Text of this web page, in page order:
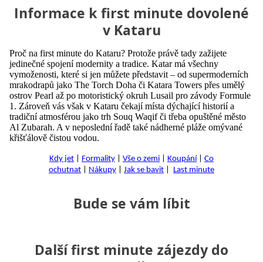
Informace k first minute dovolené
v Kataru
Proč na first minute do Kataru? Protože právě tady zažijete
jedinečné spojení modernity a tradice. Katar má všechny
vymoženosti, které si jen můžete představit – od supermoderních
mrakodrapů jako The Torch Doha či Katara Towers přes umělý
ostrov Pearl až po motoristický okruh Lusail pro závody Formule
1. Zároveň vás však v Kataru čekají místa dýchající historií a
tradiční atmosférou jako trh Souq Waqif či třeba opuštěné město
Al Zubarah. A v neposlední řadě také nádherné pláže omývané
křišťálově čistou vodou.
Kdy jet Formality Vše o zemi Koupání
Co
ochutnat
Nákupy Jak se bavit Last minute
Bude se vám líbit
Další first minute zájezdy do